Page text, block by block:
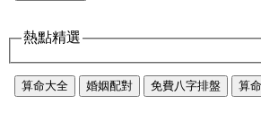
熱點精選
算命大全 婚姻配對 免費八字排盤 算